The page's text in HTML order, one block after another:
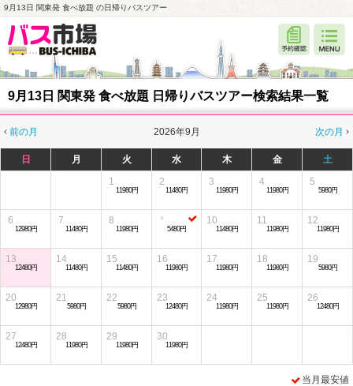
9月13日 関東発 食べ放題 の日帰りバスツアー
9月13日 関東発 食べ放題 日帰りバスツアー検索結果一覧
前の月 次の月
2026年9月
日 月 火 水 木 金
土
1
11980円
2
11480円
3
11980円
4
11980円
5
5980円
6
12980円
7
11480円
8
11980円 5480円
10
11480円
11
11980円
12
11980円
13
12480円
14
11480円
15
11480円
16
11980円
17
11980円
18
11980円
19
5980円
20
12980円
21
5980円
22
5980円
23
12480円
24
11980円
25
11980円
26
12480円
27
12480円
28
11980円
29
11980円
30
11980円
当月最安値